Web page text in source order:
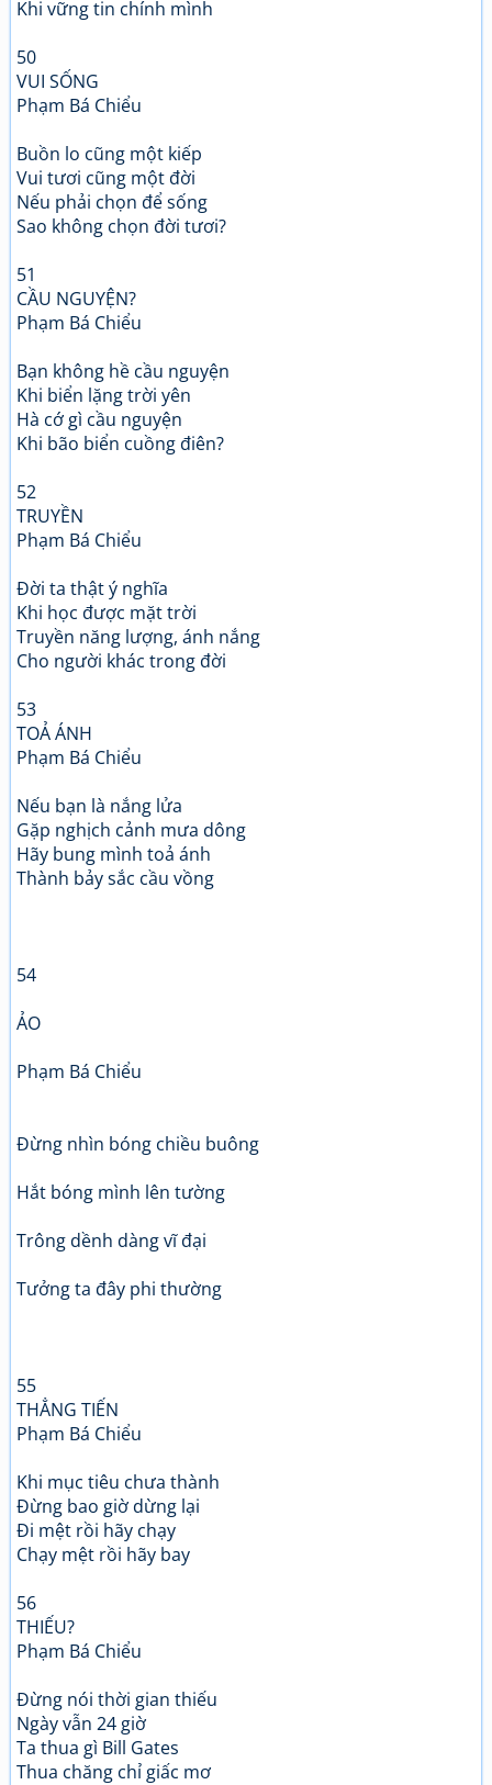
Khi vững tin chính mình
50
VUI SỐNG
Phạm Bá Chiểu
Buồn lo cũng một kiếp
Vui tươi cũng một đời
Nếu phải chọn để sống
Sao không chọn đời tươi?
51
CẦU NGUYỆN?
Phạm Bá Chiểu
Bạn không hề cầu nguyện
Khi biển lặng trời yên
Hà cớ gì cầu nguyện
Khi bão biển cuồng điên?
52
TRUYỀN
Phạm Bá Chiểu
Đời ta thật ý nghĩa
Khi học được mặt trời
Truyền năng lượng, ánh nắng
Cho người khác trong đời
53
TOẢ ÁNH
Phạm Bá Chiểu
Nếu bạn là nắng lửa
Gặp nghịch cảnh mưa dông
Hãy bung mình toả ánh
Thành bảy sắc cầu vồng
54
ẢO
Phạm Bá Chiểu
Đừng nhìn bóng chiều buông
Hắt bóng mình lên tường
Trông dềnh dàng vĩ đại
Tưởng ta đây phi thường
55
THẲNG TIẾN
Phạm Bá Chiểu
Khi mục tiêu chưa thành
Đừng bao giờ dừng lại
Đi mệt rồi hãy chạy
Chạy mệt rồi hãy bay
56
THIẾU?
Phạm Bá Chiểu
Đừng nói thời gian thiếu
Ngày vẫn 24 giờ
Ta thua gì Bill Gates
Thua chăng chỉ giấc mơ